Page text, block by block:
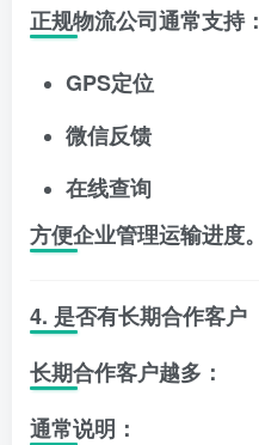
正规物流公司通常支持：
GPS定位
微信反馈
在线查询
方便企业管理运输进度。
4. 是否有长期合作客户
长期合作客户越多：
通常说明：